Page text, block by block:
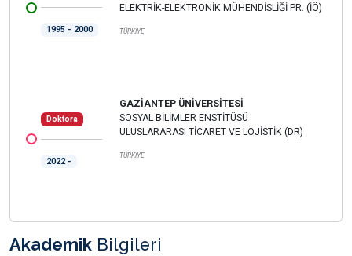
1995 - 2000
ELEKTRİK-ELEKTRONİK MÜHENDİSLİĞİ PR. (İÖ)
TÜRKİYE
Doktora
2022 -
GAZİANTEP ÜNİVERSİTESİ
SOSYAL BİLİMLER ENSTİTÜSÜ
ULUSLARARASI TİCARET VE LOJİSTİK (DR)
TÜRKİYE
Akademik Bilgileri